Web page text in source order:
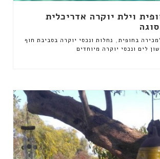
וילת יוקרה אדריכלית
בחופית , נחלות ונכסי יוקרה בסביבת חוף
לים ונכסי יוקרה מיוחדים